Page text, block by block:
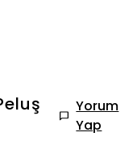
Yorum
Yap